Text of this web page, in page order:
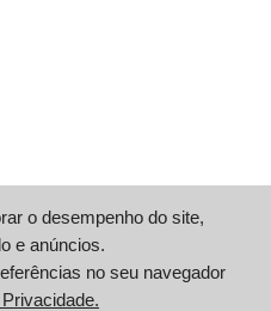
o desempenho do site,
e anúncios.
no seu navegador